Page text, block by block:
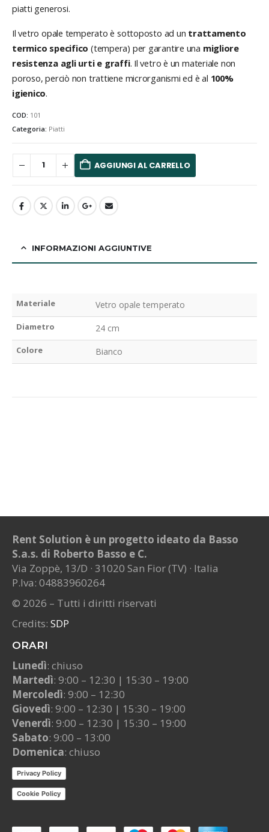
piatti generosi.
Il vetro opale temperato è sottoposto ad un trattamento
termico specifico (tempera) per garantire una migliore
resistenza agli urti e graffi. Il vetro è un materiale non
poroso, perciò non trattiene microrganismi ed è al 100%
igienico.
COD: 101
Categoria: Piatti
AGGIUNGI AL CARRELLO
INFORMAZIONI AGGIUNTIVE
Materiale Vetro opale temperato
Diametro 24 cm
Colore Bianco
Rent Solution è un progetto ideato da Basso
S.a.s. di Roberto Basso e C.
Via Zoppè, 13/D · 31020 San Fior (TV) · Italia
P.Iva: 04883960264
© 2026 – Tutti i diritti riservati
Credits: SDP
ORARI
Lunedì: chiuso
Martedì: 9:00 – 12:30 | 15:30 – 19:00
Mercoledì: 9:00 – 12:30
Giovedì: 9:00 – 12:30 | 15:30 – 19:00
Venerdì: 9:00 – 12:30 | 15:30 – 19:00
Sabato: 9:00 – 13:00
Domenica: chiuso
Privacy Policy
Cookie Policy